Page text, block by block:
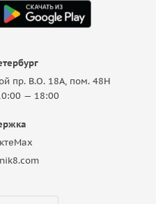
пр. В.О. 18A, пом. 48Н
— 18:00
Max